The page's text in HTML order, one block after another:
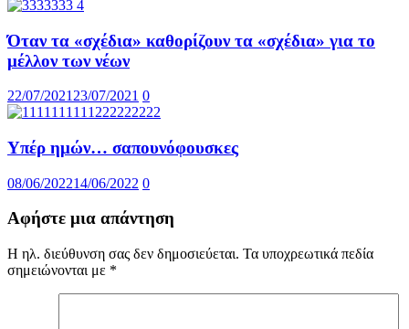
Όταν τα «σχέδια» καθορίζουν τα «σχέδια» για το
μέλλον των νέων
22/07/2021 23/07/2021 0
Υπέρ ημών… σαπουνόφουσκες
08/06/202214/06/2022 0
Αφήστε μια απάντηση
Η ηλ. διεύθυνση σας δεν δημοσιεύεται. Τα υποχρεωτικά πεδία
σημειώνονται με *